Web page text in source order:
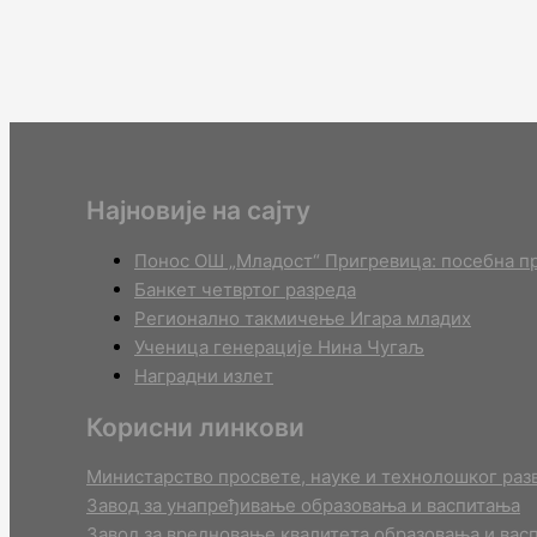
Најновије на сајту
Понос ОШ „Младост“ Пригревица: посебна
Банкет четвртог разреда
Регионално такмичењe Игара младих
Ученица генерације Нина Чугаљ
Наградни излет
Корисни линкови
Министарство просвете, науке и технолошког
Завод за унапређивање образовања и васпитања